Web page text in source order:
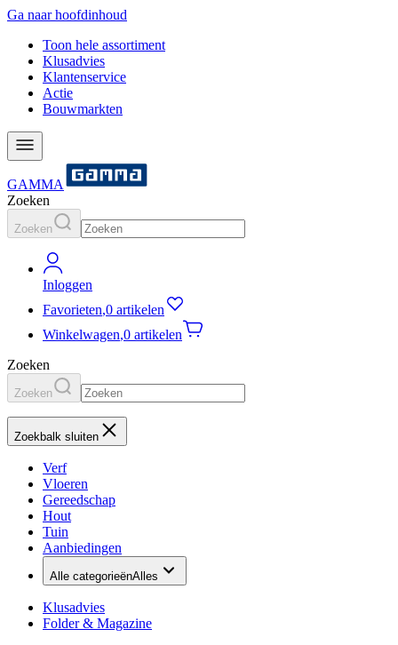
Ga naar hoofdinhoud
Toon hele assortiment
Klusadvies
Klantenservice
Actie
Bouwmarkten
GAMMA
Zoeken
Zoeken
Inloggen
Favorieten,0 artikelen
Winkelwagen,0 artikelen
Zoeken
Zoeken
Zoekbalk sluiten
Verf
Vloeren
Gereedschap
Hout
Tuin
Aanbiedingen
Alle categorieënAlles
Klusadvies
Folder & Magazine